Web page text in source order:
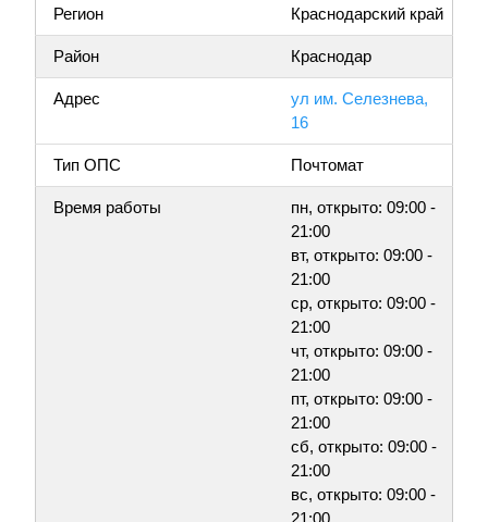
Регион Краснодарский край
Район Краснодар
Адрес
ул им. Селезнева,
16
Тип ОПС Почтомат
Время работы
пн, открыто: 09:00 -
21:00
вт, открыто: 09:00 -
21:00
ср, открыто: 09:00 -
21:00
чт, открыто: 09:00 -
21:00
пт, открыто: 09:00 -
21:00
сб, открыто: 09:00 -
21:00
вс, открыто: 09:00 -